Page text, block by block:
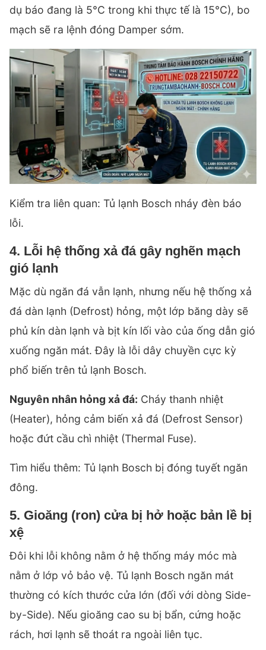
dụ báo đang là 5°C trong khi thực tế là 15°C), bo
mạch sẽ ra lệnh đóng Damper sớm.
Kiểm tra liên quan: Tủ lạnh Bosch nháy đèn báo
lỗi.
4. Lỗi hệ thống xả đá gây nghẽn mạch
gió lạnh
Mặc dù ngăn đá vẫn lạnh, nhưng nếu hệ thống xả
đá dàn lạnh (Defrost) hỏng, một lớp băng dày sẽ
phủ kín dàn lạnh và bịt kín lối vào của ống dẫn gió
xuống ngăn mát. Đây là lỗi dây chuyền cực kỳ
phổ biến trên tủ lạnh Bosch.
Nguyên nhân hỏng xả đá: Cháy thanh nhiệt
(Heater), hỏng cảm biến xả đá (Defrost Sensor)
hoặc đứt cầu chì nhiệt (Thermal Fuse).
Tìm hiểu thêm: Tủ lạnh Bosch bị đóng tuyết ngăn
đông.
5. Gioăng (ron) cửa bị hở hoặc bản lề bị
xệ
Đôi khi lỗi không nằm ở hệ thống máy móc mà
nằm ở lớp vỏ bảo vệ. Tủ lạnh Bosch ngăn mát
thường có kích thước cửa lớn (đối với dòng Side-
by-Side). Nếu gioăng cao su bị bẩn, cứng hoặc
rách, hơi lạnh sẽ thoát ra ngoài liên tục.